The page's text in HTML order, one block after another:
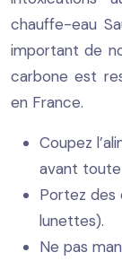
chauffe-eau
important de
carbone est
en France.
Coupez
avant
Portez des
lunettes).
Ne pas